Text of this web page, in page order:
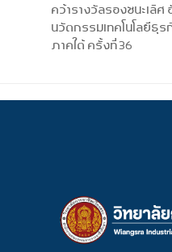
คว้ารางวัลรองชนะเลิ
นวัตกรรมเทคโนโลยีธุ
ภาคใต้ ครั้งที่ 36